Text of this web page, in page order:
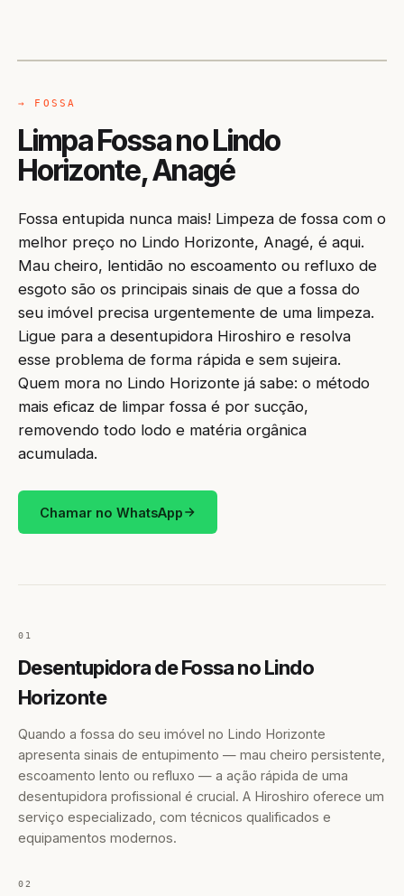
→ FOSSA
Limpa Fossa no Lindo
Horizonte, Anagé
Fossa entupida nunca mais! Limpeza de fossa com o
melhor preço no Lindo Horizonte, Anagé, é aqui.
Mau cheiro, lentidão no escoamento ou refluxo de
esgoto são os principais sinais de que a fossa do
seu imóvel precisa urgentemente de uma limpeza.
Ligue para a desentupidora Hiroshiro e resolva
esse problema de forma rápida e sem sujeira.
Quem mora no Lindo Horizonte já sabe: o método
mais eficaz de limpar fossa é por sucção,
removendo todo lodo e matéria orgânica
acumulada.
Chamar no WhatsApp
01
Desentupidora de Fossa no Lindo
Horizonte
Quando a fossa do seu imóvel no Lindo Horizonte
apresenta sinais de entupimento — mau cheiro persistente,
escoamento lento ou refluxo — a ação rápida de uma
desentupidora profissional é crucial. A Hiroshiro oferece um
serviço especializado, com técnicos qualificados e
equipamentos modernos.
02